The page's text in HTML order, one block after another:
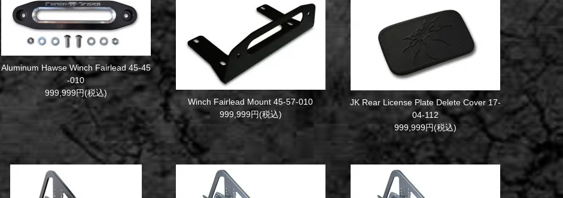
Aluminum Hawse Winch Fairlead 45-45
-010
999,999円(税込)
Winch Fairlead Mount 45-57-010
999,999円(税込)
JK Rear License Plate Delete Cover 17-
04-112
999,999円(税込)